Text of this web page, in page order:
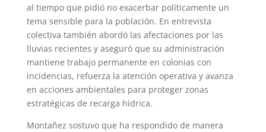
al tiempo que pidió no exacerbar políticamente un
tema sensible para la población. En entrevista
colectiva también abordó las afectaciones por las
lluvias recientes y aseguró que su administración
mantiene trabajo permanente en colonias con
incidencias, refuerza la atención operativa y avanza
en acciones ambientales para proteger zonas
estratégicas de recarga hídrica.
Montañez sostuvo que ha respondido de manera